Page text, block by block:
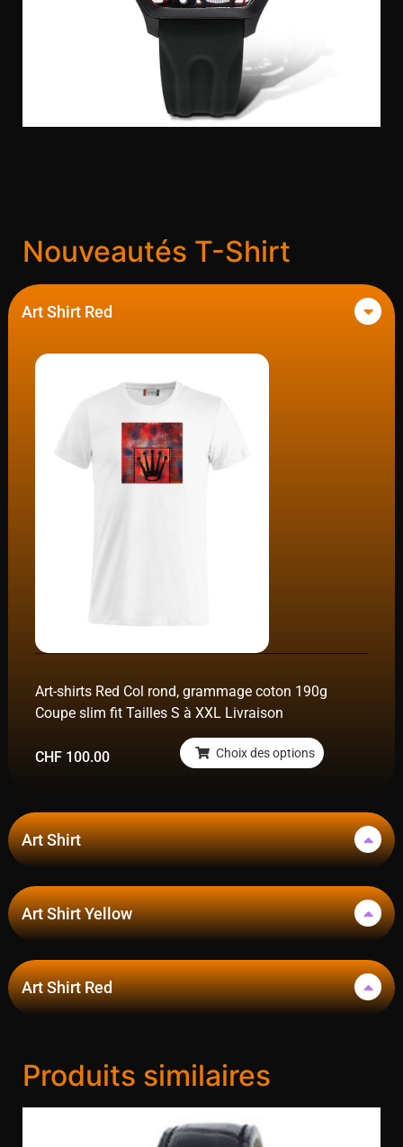
Nouveautés T-Shirt
Art Shirt Red
Art-shirts Red Col rond, grammage coton 190g
Coupe slim fit Tailles S à XXL Livraison
CHF 100.00 Choix des options
Art Shirt
Art Shirt Yellow
Art Shirt Red
Produits similaires